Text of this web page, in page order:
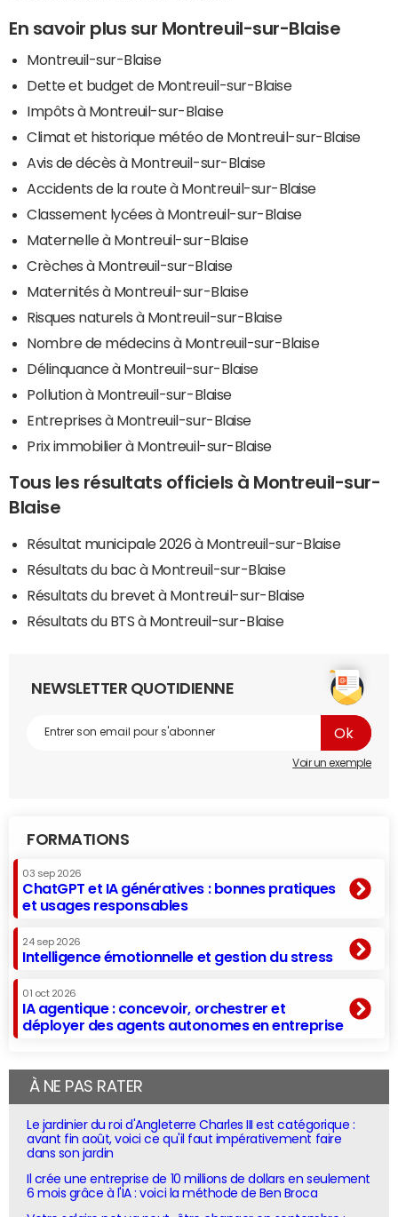
En savoir plus sur Montreuil-sur-Blaise
Montreuil-sur-Blaise
Dette et budget de Montreuil-sur-Blaise
Impôts à Montreuil-sur-Blaise
Climat et historique météo de Montreuil-sur-Blaise
Avis de décès à Montreuil-sur-Blaise
Accidents de la route à Montreuil-sur-Blaise
Classement lycées à Montreuil-sur-Blaise
Maternelle à Montreuil-sur-Blaise
Crèches à Montreuil-sur-Blaise
Maternités à Montreuil-sur-Blaise
Risques naturels à Montreuil-sur-Blaise
Nombre de médecins à Montreuil-sur-Blaise
Délinquance à Montreuil-sur-Blaise
Pollution à Montreuil-sur-Blaise
Entreprises à Montreuil-sur-Blaise
Prix immobilier à Montreuil-sur-Blaise
Tous les résultats officiels à Montreuil-sur-
Blaise
Résultat municipale 2026 à Montreuil-sur-Blaise
Résultats du bac à Montreuil-sur-Blaise
Résultats du brevet à Montreuil-sur-Blaise
Résultats du BTS à Montreuil-sur-Blaise
NEWSLETTER QUOTIDIENNE
Voir un exemple
FORMATIONS
03 sep 2026
ChatGPT et IA génératives : bonnes pratiques
et usages responsables
24 sep 2026
Intelligence émotionnelle et gestion du stress
01 oct 2026
IA agentique : concevoir, orchestrer et
déployer des agents autonomes en entreprise
À NE PAS RATER
Le jardinier du roi d'Angleterre Charles III est catégorique :
avant fin août, voici ce qu'il faut impérativement faire
dans son jardin
Il crée une entreprise de 10 millions de dollars en seulement
6 mois grâce à l'IA : voici la méthode de Ben Broca